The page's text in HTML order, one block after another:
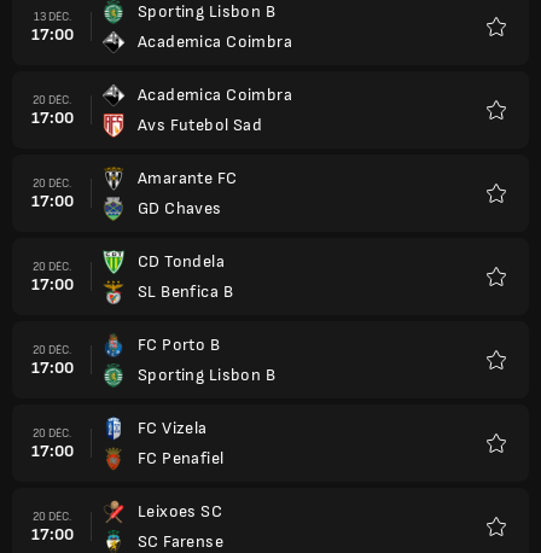
13 DÉC.
17:00
Sporting Lisbon B
Academica Coimbra
20 DÉC.
17:00
Academica Coimbra
Avs Futebol Sad
20 DÉC.
17:00
Amarante FC
GD Chaves
20 DÉC.
17:00
CD Tondela
SL Benfica B
20 DÉC.
17:00
FC Porto B
Sporting Lisbon B
20 DÉC.
17:00
FC Vizela
FC Penafiel
20 DÉC.
17:00
Leixoes SC
SC Farense